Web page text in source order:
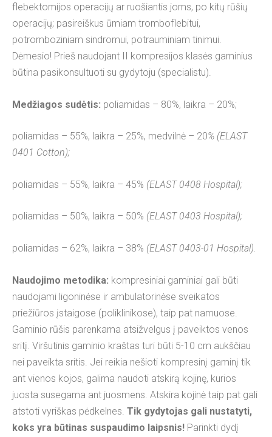
flebektomijos operacijų ar ruošiantis joms, po kitų rūšių
operacijų; pasireiškus ūmiam tromboflebitui,
potromboziniam sindromui, potrauminiam tinimui.
Dėmesio! Prieš naudojant II kompresijos klasės gaminius
būtina pasikonsultuoti su gydytoju (specialistu).
Medžiagos sudėtis: poliamidas – 80%, laikra – 20%;
poliamidas – 55%, laikra – 25%, medvilnė – 20% (ELAST
0401 Cotton);
poliamidas – 55%, laikra – 45% (ELAST 0408 Hospital);
poliamidas – 50%, laikra – 50% (ELAST 0403 Hospital);
poliamidas – 62%, laikra – 38% (ELAST 0403-01 Hospital).
Naudojimo metodika: kompresiniai gaminiai gali būti
naudojami ligoninėse ir ambulatorinėse sveikatos
priežiūros įstaigose (poliklinikose), taip pat namuose.
Gaminio rūšis parenkama atsižvelgus į paveiktos venos
sritį. Viršutinis gaminio kraštas turi būti 5-10 cm aukščiau
nei paveikta sritis. Jei reikia nešioti kompresinį gaminį tik
ant vienos kojos, galima naudoti atskirą kojinę, kurios
juosta susegama ant juosmens. Atskira kojinė taip pat gali
atstoti vyriškas pėdkelnes. Tik gydytojas gali nustatyti,
koks yra būtinas suspaudimo laipsnis! Parinkti dydį